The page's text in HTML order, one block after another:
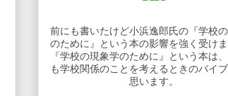
前にも書いたけど小浜逸郎氏の『学校
のために』という本の影響を強く受けま
『学校の現象学のために』という本は
も学校関係のことを考えるときのバイ
思います。